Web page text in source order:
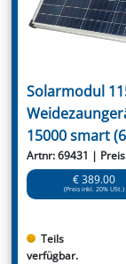
Solarmodul
15000 smart
Artnr: 69431 |
€ 389.00
(Preis inkl. 20% USt.)
Teils
verfügbar.